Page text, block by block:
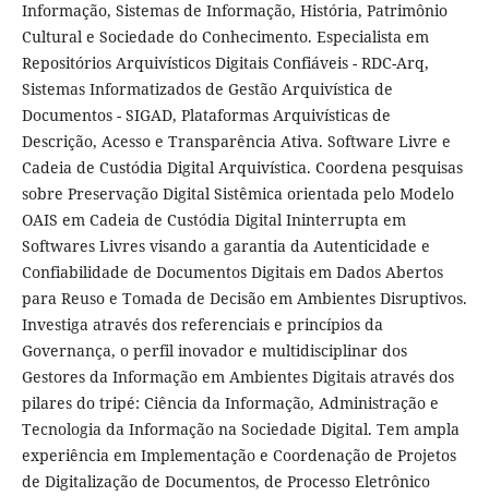
Informação, Sistemas de Informação, História, Patrimônio
Cultural e Sociedade do Conhecimento. Especialista em
Repositórios Arquivísticos Digitais Confiáveis - RDC-Arq,
Sistemas Informatizados de Gestão Arquivística de
Documentos - SIGAD, Plataformas Arquivísticas de
Descrição, Acesso e Transparência Ativa. Software Livre e
Cadeia de Custódia Digital Arquivística. Coordena pesquisas
sobre Preservação Digital Sistêmica orientada pelo Modelo
OAIS em Cadeia de Custódia Digital Ininterrupta em
Softwares Livres visando a garantia da Autenticidade e
Confiabilidade de Documentos Digitais em Dados Abertos
para Reuso e Tomada de Decisão em Ambientes Disruptivos.
Investiga através dos referenciais e princípios da
Governança, o perfil inovador e multidisciplinar dos
Gestores da Informação em Ambientes Digitais através dos
pilares do tripé: Ciência da Informação, Administração e
Tecnologia da Informação na Sociedade Digital. Tem ampla
experiência em Implementação e Coordenação de Projetos
de Digitalização de Documentos, de Processo Eletrônico